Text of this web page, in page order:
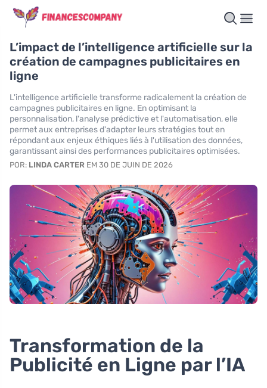
L’impact de l’intelligence artificielle sur la
création de campagnes publicitaires en
ligne
L'intelligence artificielle transforme radicalement la création de
campagnes publicitaires en ligne. En optimisant la
personnalisation, l'analyse prédictive et l'automatisation, elle
permet aux entreprises d'adapter leurs stratégies tout en
répondant aux enjeux éthiques liés à l'utilisation des données,
garantissant ainsi des performances publicitaires optimisées.
POR: LINDA CARTER EM 30 DE JUIN DE 2026
Transformation de la
Publicité en Ligne par l’IA